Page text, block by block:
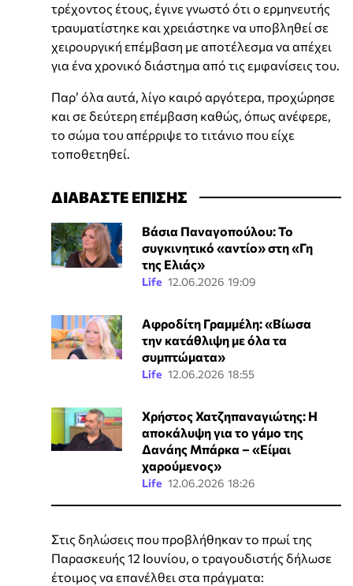
τρέχοντος έτους, έγινε γνωστό ότι ο ερμηνευτής
τραυματίστηκε και χρειάστηκε να υποβληθεί σε
χειρουργική επέμβαση με αποτέλεσμα να απέχει
για ένα χρονικό διάστημα από τις εμφανίσεις του.
Παρ’ όλα αυτά, λίγο καιρό αργότερα, προχώρησε
και σε δεύτερη επέμβαση καθώς, όπως ανέφερε,
το σώμα του απέρριψε το τιτάνιο που είχε
τοποθετηθεί.
ΔΙΑΒΑΣΤΕ ΕΠΙΣΗΣ
Βάσια Παναγοπούλου: Το
συγκινητικό «αντίο» στη «Γη
της Ελιάς»
Life 12.06.2026 19:09
Αφροδίτη Γραμμέλη: «Βίωσα
την κατάθλιψη με όλα τα
συμπτώματα»
Life 12.06.2026 18:55
Χρήστος Χατζηπαναγιώτης: Η
αποκάλυψη για το γάμο της
Δανάης Μπάρκα – «Είμαι
χαρούμενος»
Life 12.06.2026 18:26
Στις δηλώσεις που προβλήθηκαν το πρωί της
Παρασκευής 12 Ιουνίου, ο τραγουδιστής δήλωσε
έτοιμος να επανέλθει στα πράγματα: